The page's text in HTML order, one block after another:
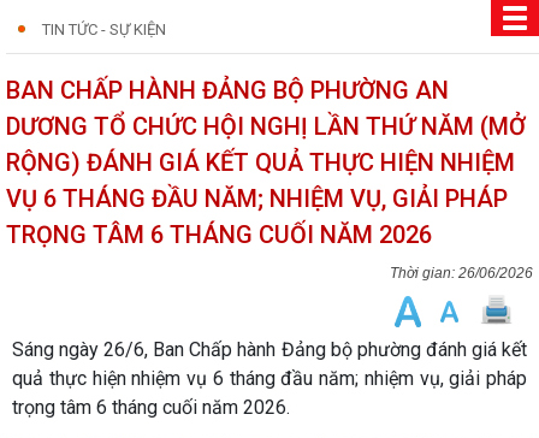
TIN TỨC - SỰ KIỆN
BAN CHẤP HÀNH ĐẢNG BỘ PHƯỜNG AN
DƯƠNG TỔ CHỨC HỘI NGHỊ LẦN THỨ NĂM (MỞ
RỘNG) ĐÁNH GIÁ KẾT QUẢ THỰC HIỆN NHIỆM
VỤ 6 THÁNG ĐẦU NĂM; NHIỆM VỤ, GIẢI PHÁP
TRỌNG TÂM 6 THÁNG CUỐI NĂM 2026
26/06/2026
Sáng ngày 26/6, Ban Chấp hành Đảng bộ phường đánh giá kết
quả thực hiện nhiệm vụ 6 tháng đầu năm; nhiệm vụ, giải pháp
trọng tâm 6 tháng cuối năm 2026.